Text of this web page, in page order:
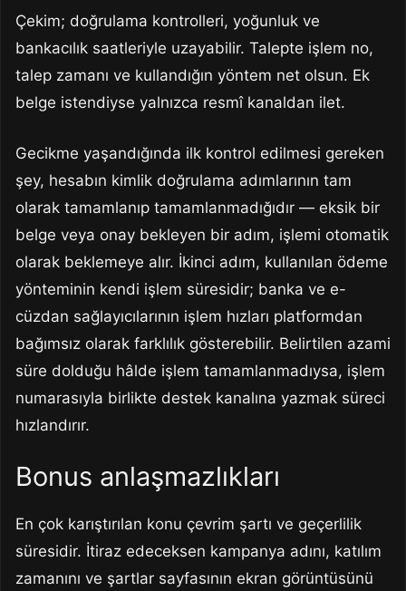
Çekim; doğrulama kontrolleri, yoğunluk ve
bankacılık saatleriyle uzayabilir. Talepte işlem no,
talep zamanı ve kullandığın yöntem net olsun. Ek
belge istendiyse yalnızca resmî kanaldan ilet.
Gecikme yaşandığında ilk kontrol edilmesi gereken
şey, hesabın kimlik doğrulama adımlarının tam
olarak tamamlanıp tamamlanmadığıdır — eksik bir
belge veya onay bekleyen bir adım, işlemi otomatik
olarak beklemeye alır. İkinci adım, kullanılan ödeme
yönteminin kendi işlem süresidir; banka ve e-
cüzdan sağlayıcılarının işlem hızları platformdan
bağımsız olarak farklılık gösterebilir. Belirtilen azami
süre dolduğu hâlde işlem tamamlanmadıysa, işlem
numarasıyla birlikte destek kanalına yazmak süreci
hızlandırır.
Bonus anlaşmazlıkları
En çok karıştırılan konu çevrim şartı ve geçerlilik
süresidir. İtiraz edeceksen kampanya adını, katılım
zamanını ve şartlar sayfasının ekran görüntüsünü